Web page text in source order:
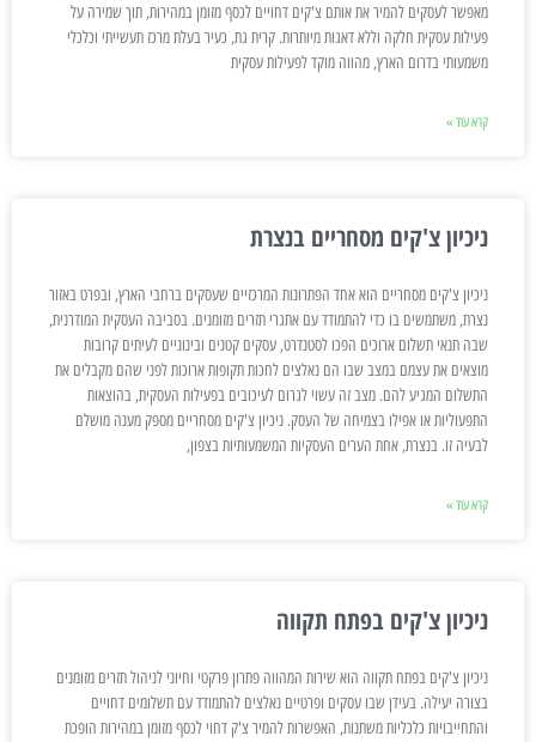
מאפשר לעסקים להמיר את אותם צ'קים דחויים לכסף מזומן במהירות, תוך שמירה על
פעילות עסקית חלקה וללא דאגות מיותרות. קרית גת, כעיר בעלת מרכז תעשייתי וכלכלי
משמעותי בדרום הארץ, מהווה מוקד לפעילות עסקית
קרא עוד »
ניכיון צ'קים מסחריים בנצרת
ניכיון צ'קים מסחריים הוא אחד הפתרונות המרכזיים שעסקים ברחבי הארץ, ובפרט באזור
נצרת, משתמשים בו כדי להתמודד עם אתגרי תזרים מזומנים. בסביבה העסקית המודרנית,
שבה תנאי תשלום ארוכים הפכו לסטנדרט, עסקים קטנים ובינוניים לעיתים קרובות
מוצאים את עצמם במצב שבו הם נאלצים לחכות תקופות ארוכות לפני שהם מקבלים את
התשלום המגיע להם. מצב זה עשוי לגרום לעיכובים בפעילות העסקית, בהוצאות
התפעוליות או אפילו בצמיחה של העסק. ניכיון צ'קים מסחריים מספק מענה מושלם
לבעיה זו. בנצרת, אחת הערים העסקיות המשמעותיות בצפון,
קרא עוד »
ניכיון צ'קים בפתח תקווה
ניכיון צ'קים בפתח תקווה הוא שירות המהווה פתרון פרקטי וחיוני לניהול תזרים מזומנים
בצורה יעילה. בעידן שבו עסקים ופרטיים נאלצים להתמודד עם תשלומים דחויים
והתחייבויות כלכליות משתנות, האפשרות להמיר צ'ק דחוי לכסף מזומן במהירות הופכת